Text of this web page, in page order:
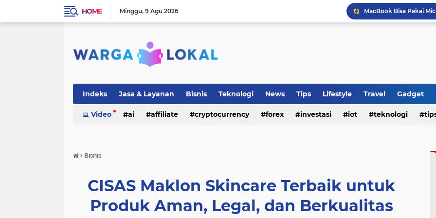
HOME Minggu 9 Agu 2026
HP Baru Tapi Cepat
WhatsApp Siapkan
Indeks Jasa & Layanan Bisnis Teknologi News Tips Lifestyle Travel Gadget
Video ai affiliate cryptocurrency forex investasi iot teknologi
› Bisnis
CISAS Maklon Skincare Terbaik untuk
Produk Aman, Legal, dan Berkualitas